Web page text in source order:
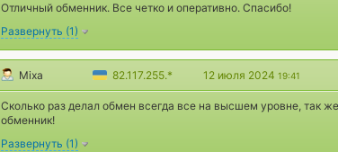
Отличный обменник. Все четко и оперативно. Спасибо!
Развернуть (1)
Mixa 82.117.255.* 12 июля 2024 19:41
Сколько раз делал обмен всегда все на высшем уровне, так
обменник!
Развернуть (1)